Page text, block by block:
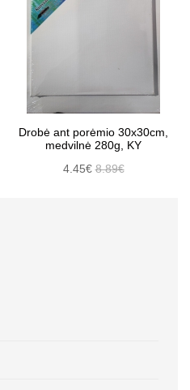
Drobė ant porėmio 30x30cm,
medvilnė 280g, KY
4.45€8.89€